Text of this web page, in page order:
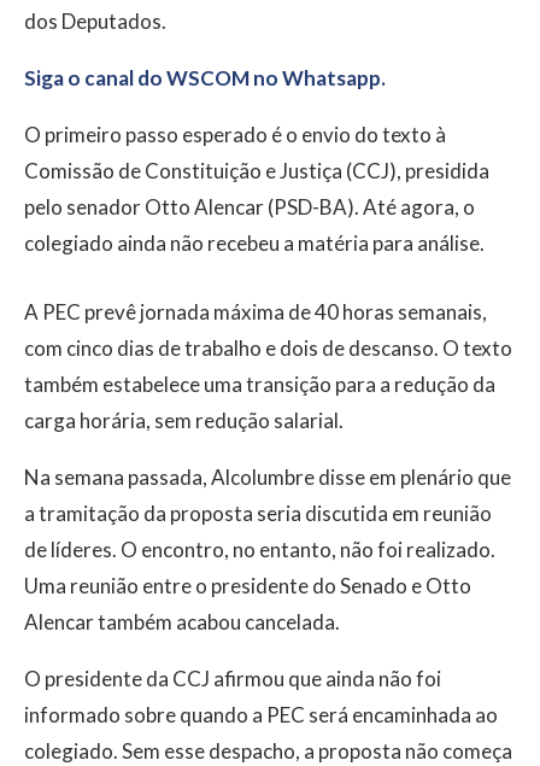
dos Deputados.
Siga o canal do WSCOM no Whatsapp.
O primeiro passo esperado é o envio do texto à
Comissão de Constituição e Justiça (CCJ), presidida
pelo senador Otto Alencar (PSD-BA). Até agora, o
colegiado ainda não recebeu a matéria para análise.
A PEC prevê jornada máxima de 40 horas semanais,
com cinco dias de trabalho e dois de descanso. O texto
também estabelece uma transição para a redução da
carga horária, sem redução salarial.
Na semana passada, Alcolumbre disse em plenário que
a tramitação da proposta seria discutida em reunião
de líderes. O encontro, no entanto, não foi realizado.
Uma reunião entre o presidente do Senado e Otto
Alencar também acabou cancelada.
O presidente da CCJ afirmou que ainda não foi
informado sobre quando a PEC será encaminhada ao
colegiado. Sem esse despacho, a proposta não começa